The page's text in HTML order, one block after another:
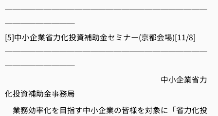
──────────────────────────
─────────
[5]中小企業省力化投資補助金セミナー(京都会場)[11/8]
──────────────────────────
─────────
中小企業省力
化投資補助金事務局
業務効率化を目指す中小企業の皆様を対象に「省力化投